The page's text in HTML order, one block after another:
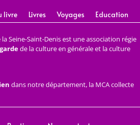
livre Livres Voyages Education
Seine-Saint-Denis est une association régie
de la culture en générale et la culture
dans notre département, la MCA collecte